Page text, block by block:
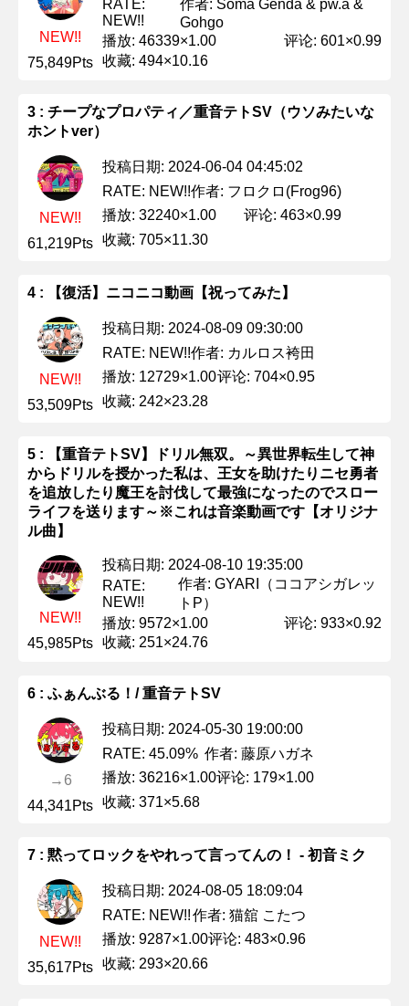
NEW!!
75,849Pts
RATE:
NEW!!
作者: Soma Genda & pw.a &
Gohgo
播放: 46339×1.00
评论: 601×0.99
收藏: 494×10.16
3 : チープなプロパティ／重音テトSV（ウソみたいな
ホントver）
NEW!!
61,219Pts
投稿日期: 2024-06-04 04:45:02
RATE: NEW!!作者: フロクロ(Frog96)
播放: 32240×1.00
评论: 463×0.99
收藏: 705×11.30
4 : 【復活】ニコニコ動画【祝ってみた】
NEW!!
53,509Pts
投稿日期: 2024-08-09 09:30:00
RATE: NEW!!作者: カルロス袴田
播放: 12729×1.00评论: 704×0.95
收藏: 242×23.28
5 : 【重音テトSV】ドリル無双。～異世界転生して神
からドリルを授かった私は、王女を助けたりニセ勇者
を追放したり魔王を討伐して最強になったのでスロー
ライフを送ります～※これは音楽動画です【オリジナ
ル曲】
NEW!!
45,985Pts
投稿日期: 2024-08-10 19:35:00
RATE:
NEW!!
作者: GYARI（ココアシガレッ
トP）
播放: 9572×1.00
评论: 933×0.92
收藏: 251×24.76
6 : ふぁんぶる！/ 重音テトSV
→6
44,341Pts
投稿日期: 2024-05-30 19:00:00
RATE: 45.09% 作者: 藤原ハガネ
播放: 36216×1.00评论: 179×1.00
收藏: 371×5.68
7 : 黙ってロックをやれって言ってんの！ - 初音ミク
NEW!!
35,617Pts
投稿日期: 2024-08-05 18:09:04
RATE: NEW!!作者: 猫舘 こたつ
播放: 9287×1.00评论: 483×0.96
收藏: 293×20.66